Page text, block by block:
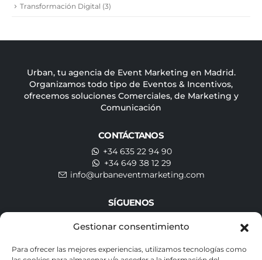
Gestionar consentimiento
Para ofrecer las mejores experiencias, utilizamos tecnologías como
Transformación Digital (3)
Urban, tu agencia de Event Marketing en Madrid.
Organizamos todo tipo de Eventos & Incentivos,
ofrecemos soluciones Comerciales, de Marketing y
Comunicación
CONTÁCTANOS
+34 635 22 94 90
+34 649 38 12 29
info@urbaneventmarketing.com
SÍGUENOS